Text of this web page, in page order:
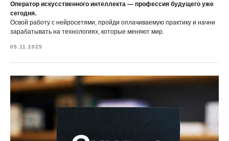
Оператор искусственного интеллекта — профессия будущего уже
сегодня.
Освой работу с нейросетями, пройди оплачиваемую практику и начни
зарабатывать на технологиях, которые меняют мир.
05.11.2025